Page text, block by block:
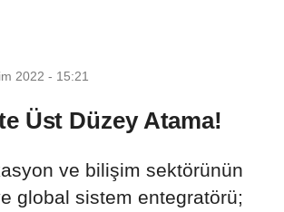
2022 - 15:21
Üst Düzey Atama!
ve bilişim sektörünün
global sistem entegratörü;